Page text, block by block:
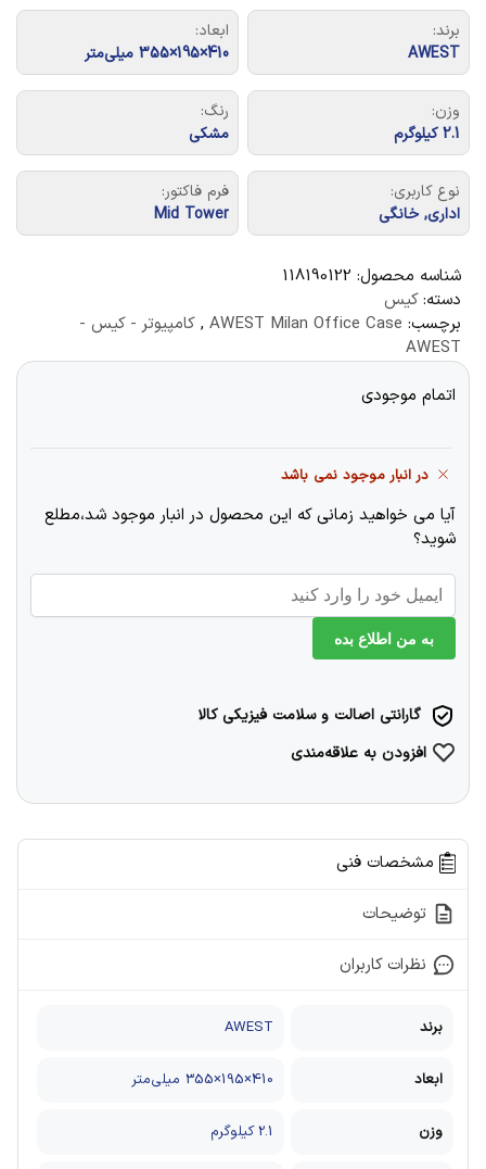
برند:
AWEST
ابعاد:
410×195×355 میلی‌متر
وزن:
2.1 کیلوگرم
رنگ:
مشکی
نوع کاربری:
اداری, خانگی
فرم فاکتور:
Mid Tower
شناسه محصول: 118190122
دسته:کیس
برچسب: AWEST Milan Office Case
, کامپیوتر - کیس -
AWEST
اتمام موجودی
در انبار موجود نمی باشد
آیا می خواهید زمانی که این محصول در انبار موجود شد،مطلع
شوید؟
به من اطلاع بده
گارانتی اصالت و سلامت فیزیکی کالا
افزودن به علاقه‌مندی
مشخصات فنی
توضیحات
نظرات کاربران
برند AWEST
ابعاد 410×195×355 میلی‌متر
وزن 2.1 کیلوگرم